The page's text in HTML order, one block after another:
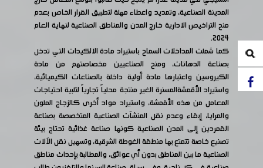
المدينة الصناعية، وتمديد واعطاء مهلة لتطبيق القرار الخاص بعدم
منح التراخيص الادارية خارج المدن والمناطق الصناعية لنهاية العام
2024.
كما شملت المداخلات السماح باستيراد مادة الالكيدات التي تدخل
بصناعة الدهانات، ومنح الصناعيين مخصاصتهم من مادة
الكيروسين واعتبارها مادة أولية داخلة بالصناعات الكيميائية،
واستيراد الأقمشةالمسنرة الغير منتجة محلياً تجارياً لتلبية احتياجات
المعامل من هذه الأقمشة، واستيراد مواد أخرى كالزجاج الملون
والمرايا، إبقاء وعدم نقل المنشآت الصناعية المتخصصة بصناعة
القمردين إلى المدن الصناعية كونها صناعة غذائية تحتاج بيئة
تصنيع خاصة تتمتع بها منطقة الغوطة الشرقية، وتسهيل نقل الآلات
الصناعية ما بين المناطق بدون أي عوائق، والمطالبة بإحداث مناطق